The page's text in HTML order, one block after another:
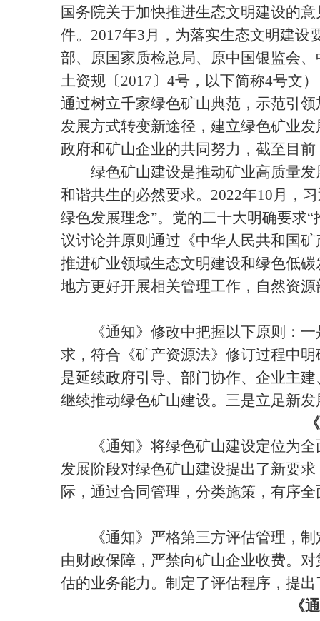
国务院关于加快推进生态文明建设的
件。2017年3月，为落实生态文明建
部、原国家质检总局、原中国银监会
土资规〔2017〕4号，以下简称4号文
通过树立千家绿色矿山典范，示范引
发展方式转变新途径，建立绿色矿业
政府和矿山企业的共同努力，截至目
绿色矿山建设是推动矿业高质量发
和谐共生的必然要求。2022年10月，
绿色发展理念”。党的二十大明确要求
议讨论并原则通过《中华人民共和国
推进矿业领域生态文明建设和绿色低
地方更好开展相关管理工作，自然资
《通知》修改中把握以下原则：一
求，符合《矿产资源法》修订过程中
是延续政府引导、部门协作、企业主
继续推动绿色矿山建设。三是立足新
《通知》将绿色矿山建设定位为全
发展阶段对绿色矿山建设提出了新要
际，通过合同管理，分类施策，有序
《通知》严格第三方评估管理，制
由财政保障，严禁向矿山企业收费。
估的业务能力。制定了评估程序，提
《